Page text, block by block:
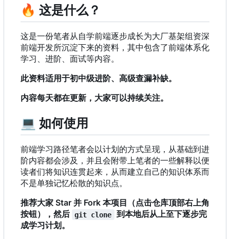
🔥 这是什么？
这是一份笔者从自学前端逐步成长为大厂基架组资深
前端开发所沉淀下来的资料，其中包含了前端体系化
学习、进阶、面试等内容。
此资料适用于初中级进阶、高级查漏补缺。
内容每天都在更新，大家可以持续关注。
💻 如何使用
前端学习路径笔者会以计划的方式呈现，从基础到进
阶内容都会涉及，并且会附带上笔者的一些解释以便
读者们将知识连贯起来，从而建立自己的知识体系而
不是单独记忆松散的知识点。
推荐大家 Star 并 Fork 本项目（点击仓库顶部右上角
按钮），然后 git clone
到本地后从上至下逐步完
成学习计划。